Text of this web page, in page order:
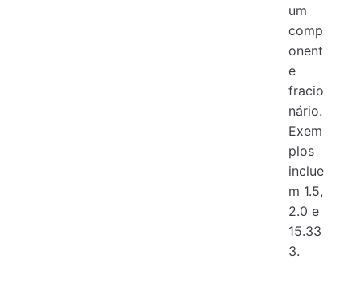
um
comp
onent
e
fracio
nário.
Exem
plos
inclue
m 1.5,
2.0 e
15.33
3.